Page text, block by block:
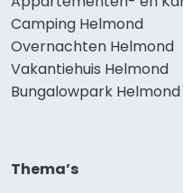
Camping Helmond
Overnachten Helmond
Vakantiehuis Helmond
Bungalowpark Helmond
Thema’s